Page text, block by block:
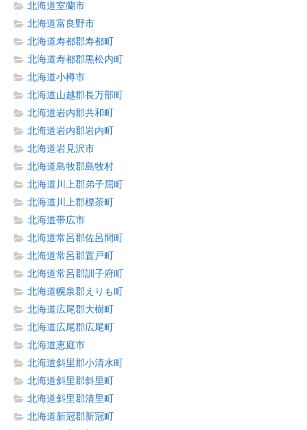
北海道室蘭市
北海道富良野市
北海道寿都郡寿都町
北海道寿都郡黒松内町
北海道小樽市
北海道山越郡長万部町
北海道岩内郡共和町
北海道岩内郡岩内町
北海道岩見沢市
北海道島牧郡島牧村
北海道川上郡弟子屈町
北海道川上郡標茶町
北海道帯広市
北海道常呂郡佐呂間町
北海道常呂郡置戸町
北海道常呂郡訓子府町
北海道幌泉郡えりも町
北海道広尾郡大樹町
北海道広尾郡広尾町
北海道恵庭市
北海道斜里郡小清水町
北海道斜里郡斜里町
北海道斜里郡清里町
北海道新冠郡新冠町